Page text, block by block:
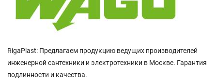
RigaPlast: Предлагаем продукцию ведущих производителей
инженерной сантехники и электротехники в Москве. Гарантия
подлинности и качества.